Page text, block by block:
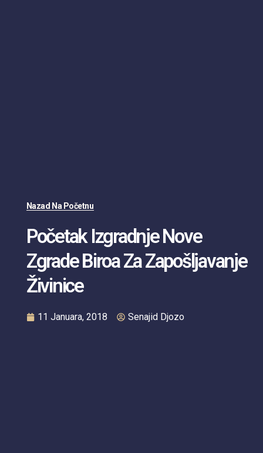
Nazad Na Početnu
Početak Izgradnje Nove
Zgrade Biroa Za Zapošljavanje
Živinice
11 Januara, 2018 Senajid Djozo